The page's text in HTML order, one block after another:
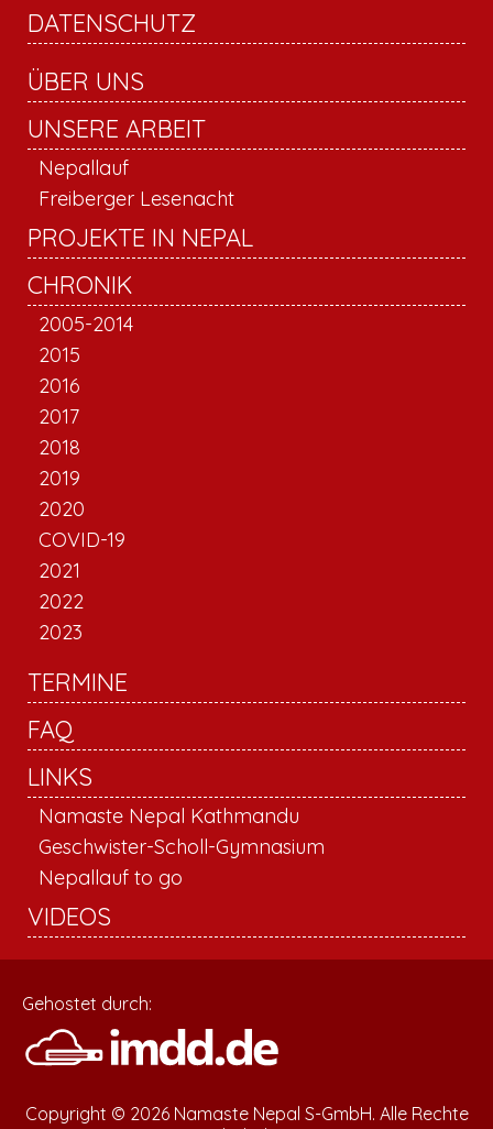
DATENSCHUTZ
ÜBER UNS
UNSERE ARBEIT
Nepallauf
Freiberger Lesenacht
PROJEKTE IN NEPAL
CHRONIK
2005-2014
2015
2016
2017
2018
2019
2020
COVID-19
2021
2022
2023
TERMINE
FAQ
LINKS
Namaste Nepal Kathmandu
Geschwister-Scholl-Gymnasium
Nepallauf to go
VIDEOS
Gehostet durch:
Copyright © 2026 Namaste Nepal S-GmbH. Alle Rechte